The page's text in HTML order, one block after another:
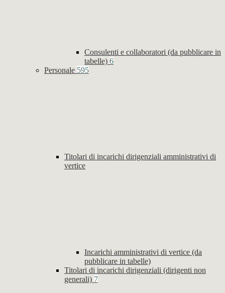
Consulenti e collaboratori (da pubblicare in
tabelle) 6
Personale 595
Titolari di incarichi dirigenziali amministrativi di
vertice
Incarichi amministrativi di vertice (da
pubblicare in tabelle)
Titolari di incarichi dirigenziali (dirigenti non
generali) 7